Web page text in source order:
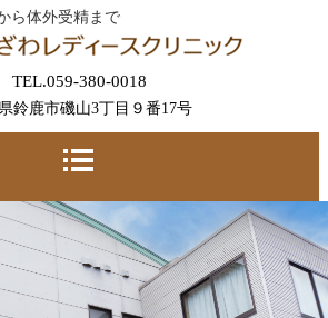
ら体外受精まで
TEL.059-380-0018
鈴鹿市磯山3丁目９番17号